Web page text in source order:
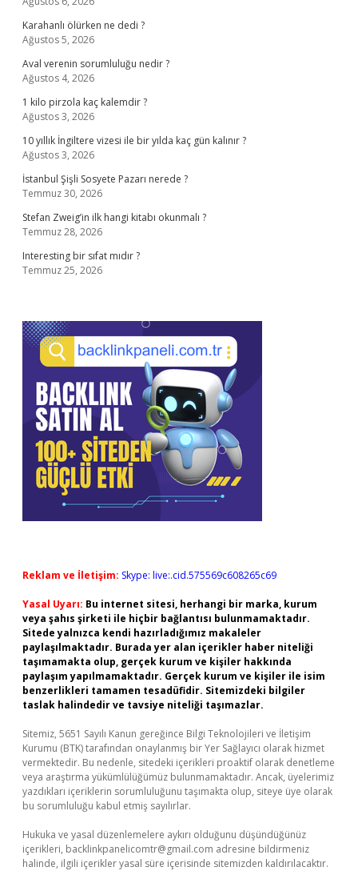
Karahanlı ölürken ne dedi ?
Ağustos 5, 2026
Aval verenin sorumluluğu nedir ?
Ağustos 4, 2026
1 kilo pirzola kaç kalemdir ?
Ağustos 3, 2026
10 yıllık İngiltere vizesi ile bir yılda kaç gün kalınır ?
Ağustos 3, 2026
İstanbul Şişli Sosyete Pazarı nerede ?
Temmuz 30, 2026
Stefan Zweig’in ilk hangi kitabı okunmalı ?
Temmuz 28, 2026
Interesting bir sıfat mıdır ?
Temmuz 25, 2026
Reklam ve İletişim: Skype: live:.cid.575569c608265c69
Yasal Uyarı: Bu internet sitesi, herhangi bir marka, kurum
veya şahıs şirketi ile hiçbir bağlantısı bulunmamaktadır.
Sitede yalnızca kendi hazırladığımız makaleler
paylaşılmaktadır. Burada yer alan içerikler haber niteliği
taşımamakta olup, gerçek kurum ve kişiler hakkında
paylaşım yapılmamaktadır. Gerçek kurum ve kişiler ile isim
benzerlikleri tamamen tesadüfidir. Sitemizdeki bilgiler
taslak halindedir ve tavsiye niteliği taşımazlar.
Sitemiz, 5651 Sayılı Kanun gereğince Bilgi Teknolojileri ve İletişim
Kurumu (BTK) tarafından onaylanmış bir Yer Sağlayıcı olarak hizmet
vermektedir. Bu nedenle, sitedeki içerikleri proaktif olarak denetleme
veya araştırma yükümlülüğümüz bulunmamaktadır. Ancak, üyelerimiz
yazdıkları içeriklerin sorumluluğunu taşımakta olup, siteye üye olarak
bu sorumluluğu kabul etmiş sayılırlar.
Hukuka ve yasal düzenlemelere aykırı olduğunu düşündüğünüz
içerikleri, backlinkpanelicomtr@gmail.com adresine bildirmeniz
halinde, ilgili içerikler yasal süre içerisinde sitemizden kaldırılacaktır.